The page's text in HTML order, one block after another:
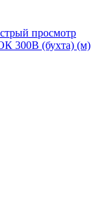
просмотр
300В (бухта) (м)